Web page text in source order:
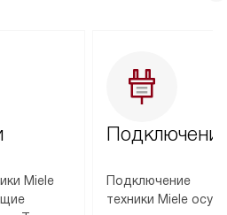
Miele
Подключение
техники Miele